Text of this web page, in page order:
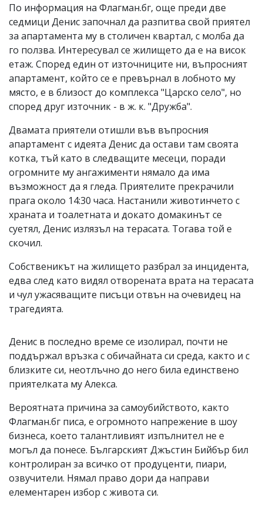
По информация на Флагман.бг, още преди две
седмици Денис започнал да разпитва свой приятел
за апартамента му в столичен квартал, с молба да
го ползва. Интересувал се жилището да е на висок
етаж. Според един от източниците ни, въпросният
апартамент, който се е превърнал в лобното му
място, е в близост до комплекса "Царско село", но
според друг източник - в ж. к. "Дружба".
Двамата приятели отишли във въпросния
апартамент с идеята Денис да остави там своята
котка, тъй като в следващите месеци, поради
огромните му ангажименти нямало да има
възможност да я гледа. Приятелите прекрачили
прага около 14:30 часа. Настанили животинчето с
храната и тоалетната и докато домакинът се
суетял, Денис излязъл на терасата. Тогава той е
скочил.
Собственикът на жилището разбрал за инцидента,
едва след като видял отворената врата на терасата
и чул ужасяващите писъци отвън на очевидец на
трагедията.
Денис в последно време се изолирал, почти не
поддържал връзка с обичайната си среда, както и с
близките си, неотлъчно до него била единствено
приятелката му Алекса.
Вероятната причина за самоубийството, както
Флагман.бг писа, е огромното напрежение в шоу
бизнеса, което талантливият изпълнител не е
могъл да понесе. Българският Джъстин Бийбър бил
контролиран за всичко от продуценти, пиари,
озвучители. Нямал право дори да направи
елементарен избор с живота си.